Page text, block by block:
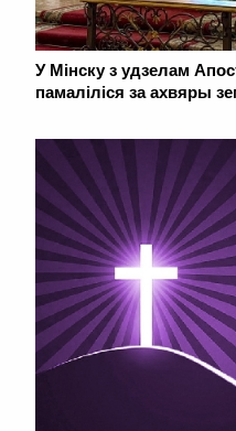
У Мінску з удзелам
памаліліся за ахвяры